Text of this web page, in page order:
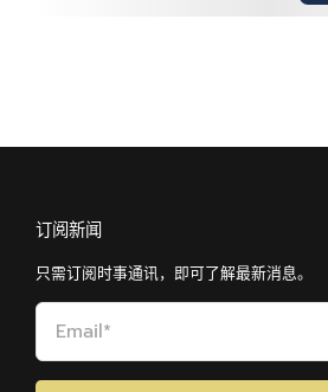
订阅新闻
只需订阅时事通讯，即可了解最新消息。